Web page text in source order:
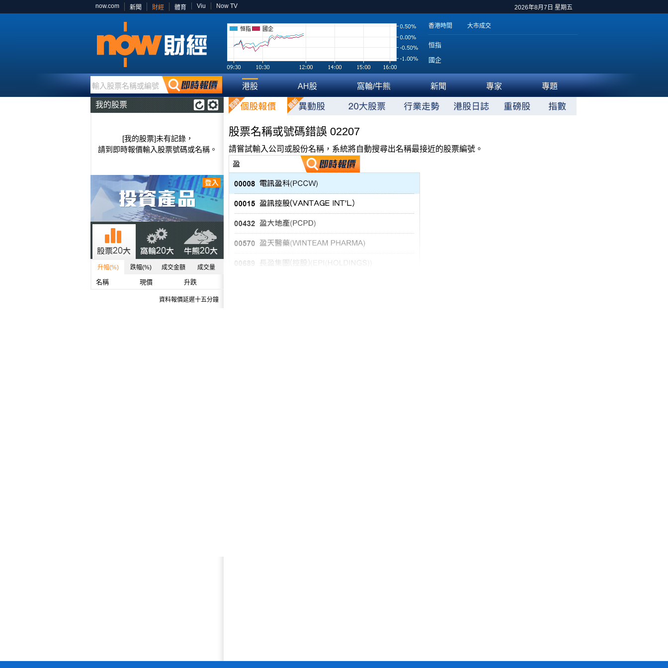
2026年8月7日 星期五
now.com 新聞 財經 體育 Viu Now TV
恒指 國企 香港時間 大市成交
恒指
國企
輸入股票名稱或編號 港股 AH股 窩輪/牛熊 新聞 專家 專題
我的股票
[我的股票]未有記錄，
請到即時報價輸入股票號碼或名稱。
升幅(%) 跌幅(%) 成交金額 成交量
名稱 現價 升跌
資料報價延遲十五分鐘
股票名稱或號碼錯誤 02207
請嘗試輸入公司或股份名稱，系統將自動搜尋出名稱最接近的股票編號。